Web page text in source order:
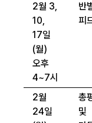
2월 3,
10,
17일
(월)
오후
4~7시
반
피
2월
24일
총
및